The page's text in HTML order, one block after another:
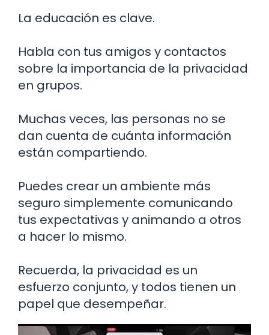
La educación es clave.
Habla con tus amigos y contactos
sobre la importancia de la privacidad
en grupos.
Muchas veces, las personas no se
dan cuenta de cuánta información
están compartiendo.
Puedes crear un ambiente más
seguro simplemente comunicando
tus expectativas y animando a otros
a hacer lo mismo.
Recuerda, la privacidad es un
esfuerzo conjunto, y todos tienen un
papel que desempeñar.